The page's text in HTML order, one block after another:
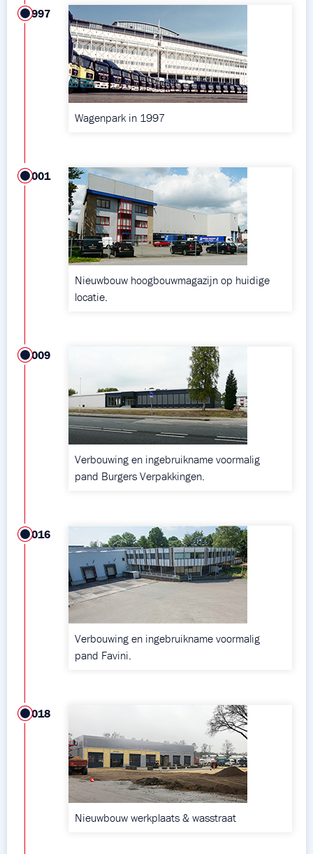
1997
Wagenpark in 1997
2001
Nieuwbouw hoogbouwmagazijn op huidige
locatie.
2009
Verbouwing en ingebruikname voormalig
pand Burgers Verpakkingen.
2016
Verbouwing en ingebruikname voormalig
pand Favini.
2018
Nieuwbouw werkplaats & wasstraat